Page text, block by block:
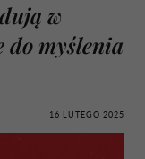
w
do myślenia
16 LUTEGO 2025